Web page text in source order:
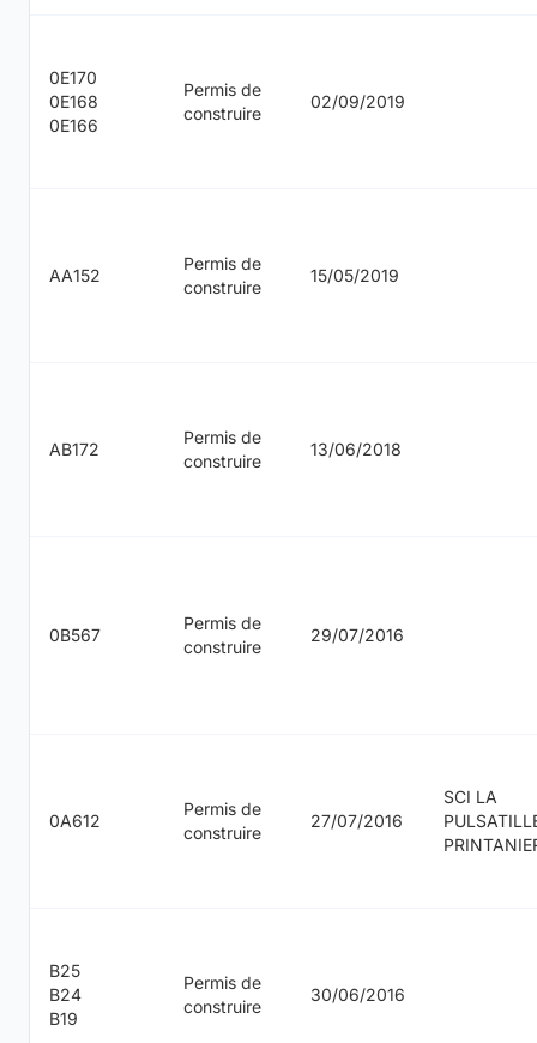
0E170
0E168
0E166
Permis de
construire
02/09/2019
AA152
Permis de
construire
15/05/2019
AB172
Permis de
construire
13/06/2018
0B567
Permis de
construire
29/07/2016
0A612
Permis de
construire
27/07/2016
SCI LA
B25
B24
B19
Permis de
construire
30/06/2016